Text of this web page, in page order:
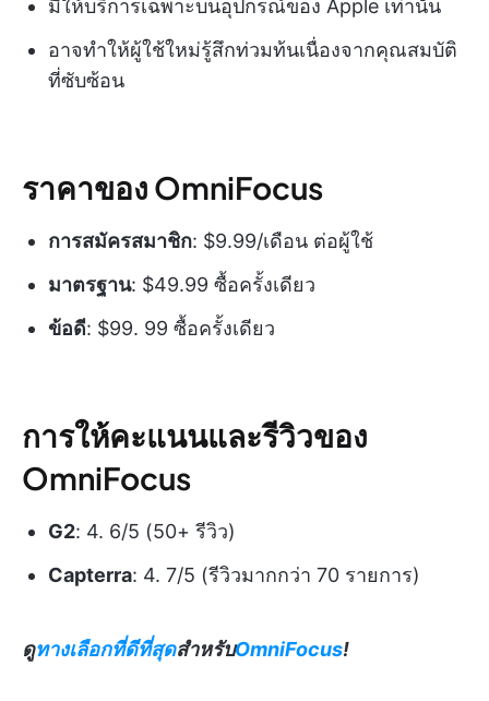
มีให้บริการเฉพาะบนอุปกรณ์ของ Apple เท่านั้น
อาจทำให้ผู้ใช้ใหม่รู้สึกท่วมท้นเนื่องจากคุณสมบัติ
ที่ซับซ้อน
ราคาของ OmniFocus
การสมัครสมาชิก: $9.99/เดือน ต่อผู้ใช้
มาตรฐาน: $49.99 ซื้อครั้งเดียว
ข้อดี: $99. 99 ซื้อครั้งเดียว
การให้คะแนนและรีวิวของ
OmniFocus
G2: 4. 6/5 (50+ รีวิว)
Capterra: 4. 7/5 (รีวิวมากกว่า 70 รายการ)
ดูทางเลือกที่ดีที่สุดสำหรับOmniFocus!